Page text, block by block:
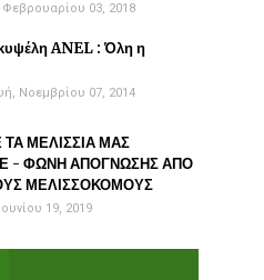
03, 2018
ANEL : Όλη η
Νοεμβρίου 07, 2014
ΜΕΛΙΣΣΙΑ ΜΑΣ
- ΦΩΝΗ ΑΠΟΓΝΩΣΗΣ ΑΠΟ
ΜΕΛΙΣΣΟΚΟΜΟΥΣ
19, 2019